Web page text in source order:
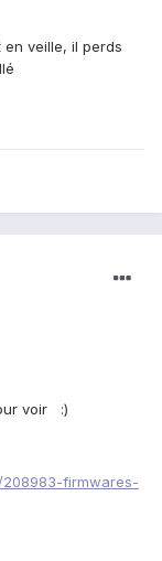
veille, il perds
voir :)
firmwares-